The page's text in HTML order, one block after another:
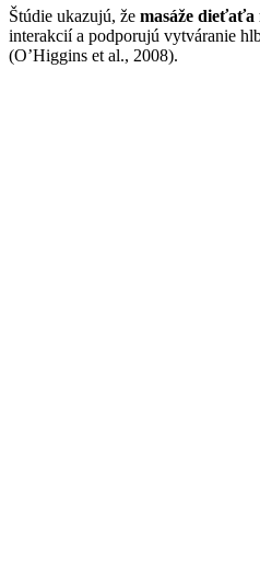
Štúdie ukazujú, že masáže dieťaťa
interakcií a podporujú vytváranie
(O’Higgins et al., 2008).